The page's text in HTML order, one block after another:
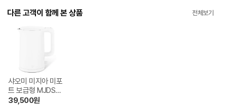
다른 고객이 함께 본 상품 전체보기
샤오미 미지아 미포
트 보급형 MJDSH
01YM 일반구매
39,500원